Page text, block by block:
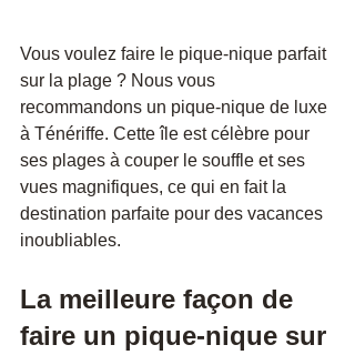
Vous voulez faire le pique-nique parfait
sur la plage ? Nous vous
recommandons un pique-nique de luxe
à Ténériffe. Cette île est célèbre pour
ses plages à couper le souffle et ses
vues magnifiques, ce qui en fait la
destination parfaite pour des vacances
inoubliables.
La meilleure façon de
faire un pique-nique sur